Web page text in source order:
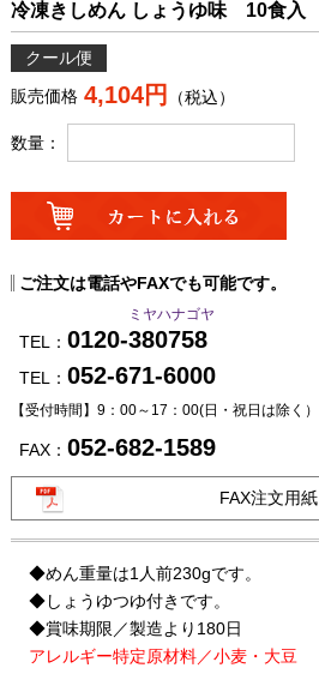
冷凍きしめん しょうゆ味 10食入
クール便
販売価格 4,104円 （税込）
数量：
ご注文は電話やFAXでも可能です。
ミヤハナゴヤ
TEL： 0120-380758
TEL： 052-671-6000
【受付時間】9：00～17：00(日・祝日は除く）
FAX： 052-682-1589
FAX注文用紙
◆めん重量は1人前230gです。
◆しょうゆつゆ付きです。
◆賞味期限／製造より180日
アレルギー特定原材料／小麦・大豆